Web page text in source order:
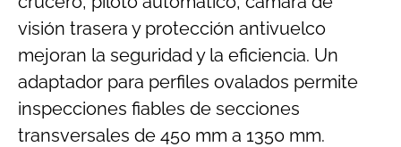
visión trasera y protección antivuelco
mejoran la seguridad y la eficiencia. Un
adaptador para perfiles ovalados permite
inspecciones fiables de secciones
transversales de 450 mm a 1350 mm.